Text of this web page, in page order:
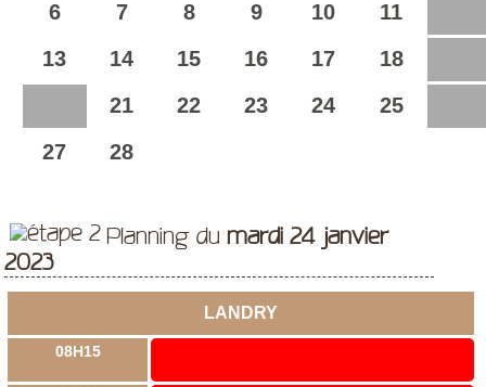
6 7 8 9 10 11
13 14 15 16 17 18
21 22 23 24 25
27 28
Planning dumardi 24 janvier
2023
LANDRY
08H15